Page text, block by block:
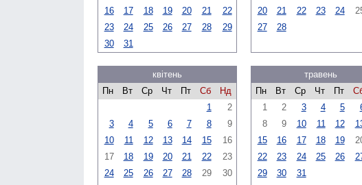
16
17 18 19 20 21
22
23
24 25 26 27 28
29
30
31
20
21 22 23 24
27
28
квітень
Пн
Вт Ср Чт Пт Сб
Нд
1
2
3
4 5 6 7 8
9
10
11 12 13 14 15
16
17
18 19 20 21 22
23
24
25 26 27 28 29 30
травень
Пн
Вт Ср Чт Пт
1
2 3 4 5
8
9 10 11 12
15
16 17 18 19
22
23 24 25 26
29
30 31